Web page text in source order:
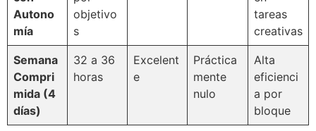
Autono
mía
objetivo
s
tareas
creativas
Semana
Compri
mida (4
días)
32 a 36
horas
Excelent
e
Práctica
mente
nulo
Alta
eficienci
a por
bloque